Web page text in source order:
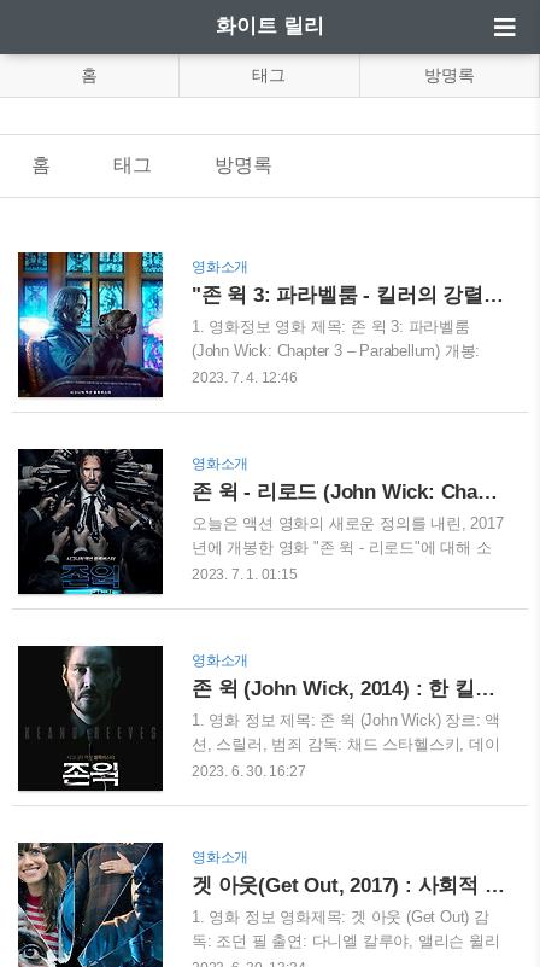
화이트 릴리
홈 태그 방명록
홈 태그 방명록
영화소개
"존 윅 3: 파라벨룸 - 킬러의 강렬한 서바이벌을 즐기다“
1. 영화정보 영화 제목: 존 윅 3: 파라벨룸
(John Wick: Chapter 3 – Parabellum) 개봉:
2019년 06월 26일 재개봉 : 2020년 12월 09일
131분 영화 "존 윅 3: 파라벨룸"은 무자비한 킬
러, 존 윅 시리즈의 세 번째 이야기입니다. 이
전 편에서 킬러 게임의 규칙을 어긴 죄로 존
윅은 그의 생명을 노리는 모든 킬러들에게 먹
잇감이 되었습니다. 그는 자신을 노리는 무수
2023. 7. 4. 12:46
영화소개
존 윅 - 리로드 (John Wick: Chapter 2, 2017) : 킬러의 세계로 다시 한 번
오늘은 액션 영화의 새로운 정의를 내린, 2017
년에 개봉한 영화 "존 윅 - 리로드"에 대해 소
개하려고 합니다. 이 영화는 존 윅 시리즈의
리로드 (John Wick: Chapter 2) 개봉년도:
2017 감독: 채드 스타헬스키 주연: 키아누 리
브스 장르: 액션, 범죄, 스릴러 언어: 영어 2.
영화 평점 IMDb: 7.4 / 10 Rotten Tomatoes:
89% Metacritic: 75 / 100 3. 줄거리 : 복수와
2023. 7. 1. 01:15
영화소개
존 윅 (John Wick, 2014) : 한 킬러의 슬픔과 분노를 그린 액션의 걸작
1. 영화 정보 제목: 존 윅 (John Wick) 장르: 액
션, 스릴러, 범죄 감독: 채드 스타헬스키, 데이
빗 레이치 (언크레디티드) 출연: 키아누 리브
일(미국) 재개봉: 2020년 07월 29일 러닝타임:
101분 등급: R (미국) 2. 영화 평점 IMDb: 7.4 /
10 Rotten Tomatoes: 86% Metacritic: 68 / 100
"존 윅"은 2014년에 개봉한 액션 스릴러 영화
로, 키아누 리브스가 주연을 맡았습니다. 이
2023. 6. 30. 16:27
영화소개
겟 아웃(Get Out, 2017) : 사회적 메세지를 담은 공포영화
1. 영화 정보 영화제목: 겟 아웃 (Get Out) 감
독: 조던 필 출연: 다니엘 칼루야, 앨리슨 윌리